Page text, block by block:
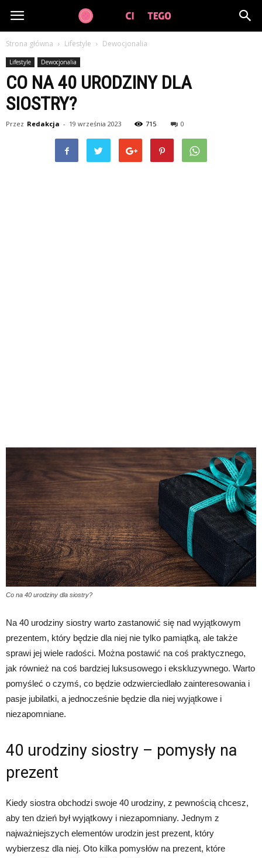
GuzikCiDoTego.pl
Strona główna Lifestyle Dewocjonalia
Lifestyle Dewocjonalia
CO NA 40 URODZINY DLA
SIOSTRY?
Przez Redakcja - 19 września 2023 715 0
Co na 40 urodziny dla siostry?
Na 40 urodziny siostry warto zastanowić się nad wyjątkowym
prezentem, który będzie dla niej nie tylko pamiątką, ale także
sprawi jej wiele radości. Można postawić na coś praktycznego,
jak również na coś bardziej luksusowego i ekskluzywnego. Warto
pomyśleć o czymś, co będzie odzwierciedlało zainteresowania i
pasje jubilatki, a jednocześnie będzie dla niej wyjątkowe i
niezapomniane.
40 urodziny siostry – pomysły na
prezent
Kiedy siostra obchodzi swoje 40 urodziny, z pewnością chcesz,
aby ten dzień był wyjątkowy i niezapomniany. Jednym z
najważniejszych elementów urodzin jest prezent, który
wybierzesz dla niej. Oto kilka pomysłów na prezent, które